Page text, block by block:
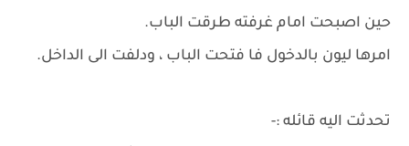
حين اصبحت امام غرفته طرقت الباب.
امرها ليون بالدخول فا فتحت الباب ، ودلفت الى الداخل.
تحدثت اليه قائله :-